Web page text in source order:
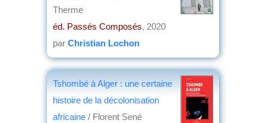
Therme
éd. Passés Composés, 2020
par Christian Lochon
Tshombé à Alger : une certaine
histoire de la décolonisation
africaine / Florent Sené